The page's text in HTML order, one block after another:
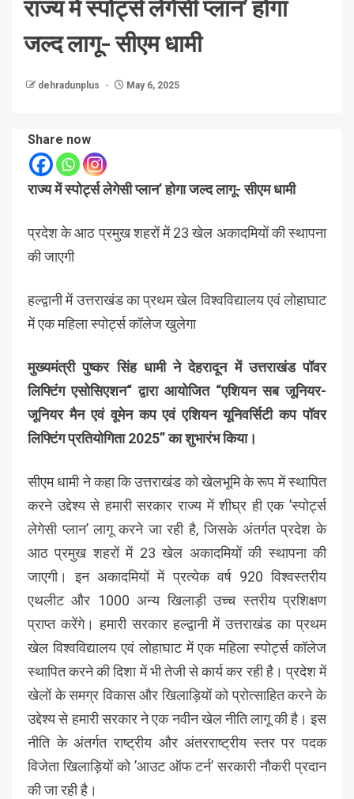
राज्य में स्पोर्ट्स लेगेसी प्लान’ होगा
जल्द लागू- सीएम धामी
dehradunplus May 6, 2025
Share now
राज्य में स्पोर्ट्स लेगेसी प्लान’ होगा जल्द लागू- सीएम धामी
प्रदेश के आठ प्रमुख शहरों में 23 खेल अकादमियों की स्थापना
की जाएगी
हल्द्वानी में उत्तराखंड का प्रथम खेल विश्वविद्यालय एवं लोहाघाट
में एक महिला स्पोर्ट्स कॉलेज खुलेगा
मुख्यमंत्री पुष्कर सिंह धामी ने देहरादून में उत्तराखंड पॉवर
लिफ्टिंग एसोसिएशन“ द्वारा आयोजित “एशियन सब जूनियर-
जूनियर मैन एवं वूमेन कप एवं एशियन यूनिवर्सिटी कप पॉवर
लिफ्टिंग प्रतियोगिता 2025” का शुभारंभ किया।
सीएम धामी ने कहा कि उत्तराखंड को खेलभूमि के रूप में स्थापित
करने उद्देश्य से हमारी सरकार राज्य में शीघ्र ही एक ’स्पोर्ट्स
लेगेसी प्लान’ लागू करने जा रही है, जिसके अंतर्गत प्रदेश के
आठ प्रमुख शहरों में 23 खेल अकादमियों की स्थापना की
जाएगी। इन अकादमियों में प्रत्येक वर्ष 920 विश्वस्तरीय
एथलीट और 1000 अन्य खिलाड़ी उच्च स्तरीय प्रशिक्षण
प्राप्त करेंगे। हमारी सरकार हल्द्वानी में उत्तराखंड का प्रथम
खेल विश्वविद्यालय एवं लोहाघाट में एक महिला स्पोर्ट्स कॉलेज
स्थापित करने की दिशा में भी तेजी से कार्य कर रही है। प्रदेश में
खेलों के समग्र विकास और खिलाड़ियों को प्रोत्साहित करने के
उद्देश्य से हमारी सरकार ने एक नवीन खेल नीति लागू की है। इस
नीति के अंतर्गत राष्ट्रीय और अंतरराष्ट्रीय स्तर पर पदक
विजेता खिलाड़ियों को ’आउट ऑफ टर्न’ सरकारी नौकरी प्रदान
की जा रही है।